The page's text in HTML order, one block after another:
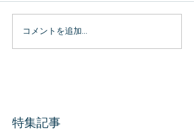
コメントを追加…
特集記事